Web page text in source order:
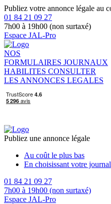
Publiez votre annonce légale au
01 84 21 09 27
7h00 à 19h00 (non surtaxé)
Espace JAL-Pro
NOS
FORMULAIRES JOURNAUX
HABILITES CONSULTER
LES ANNONCES LEGALES
Publiez une annonce légale
Au coût le plus bas
En choisissant votre journal
01 84 21 09 27
7h00 à 19h00 (non surtaxé)
Espace JAL-Pro